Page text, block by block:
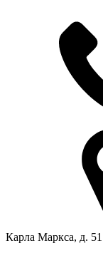
Карла Маркса, д. 51